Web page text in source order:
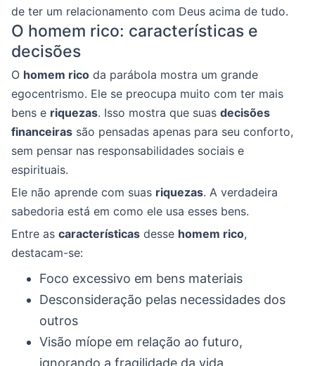
de ter um relacionamento com Deus acima de tudo.
O homem rico: características e
decisões
O homem rico da parábola mostra um grande
egocentrismo. Ele se preocupa muito com ter mais
bens e riquezas. Isso mostra que suas decisões
financeiras são pensadas apenas para seu conforto,
sem pensar nas responsabilidades sociais e
espirituais.
Ele não aprende com suas riquezas. A verdadeira
sabedoria está em como ele usa esses bens.
Entre as características desse homem rico,
destacam-se:
Foco excessivo em bens materiais
Desconsideração pelas necessidades dos
outros
Visão míope em relação ao futuro,
ignorando a fragilidade da vida